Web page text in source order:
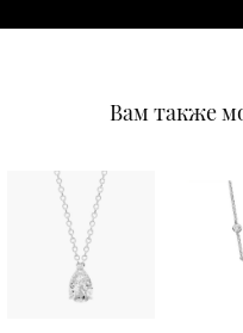
Вам также